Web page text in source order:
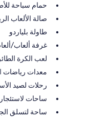
حمام سباحة
صالة الألعاب
طاولة بلياردو
غرفة ألعاب/
لعب الكرة
معدات رياضات
رحلات لصيد
ساحات
ساحة لتسلق